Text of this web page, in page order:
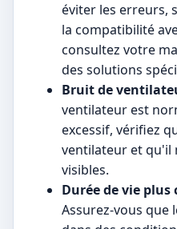
éviter les erreurs,
la compatibilité
consultez votre
des solutions
Bruit de
ventilateur est
excessif, vérifiez
ventilateur et qu'il
visibles.
Durée de vie
Assurez-vous que